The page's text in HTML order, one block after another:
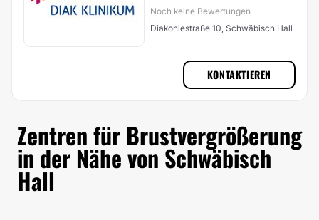
Noch keine Bewertungen
Diakoniestraße 10, Schwäbisch Hall
KONTAKTIEREN
Zentren für Brustvergrößerung
in der Nähe von Schwäbisch
Hall